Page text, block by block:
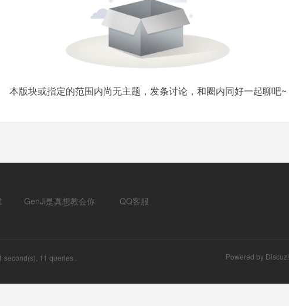
本版块或指定的范围内尚无主题，发条讨论，和圈内同好一起聊吧~
GenJi是真想教会你 QQ客服
11 queries . Powered by Discuz!